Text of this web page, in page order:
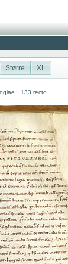
Større XL
: 133 recto